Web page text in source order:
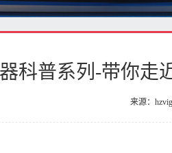
科普系列-带你走
来源：